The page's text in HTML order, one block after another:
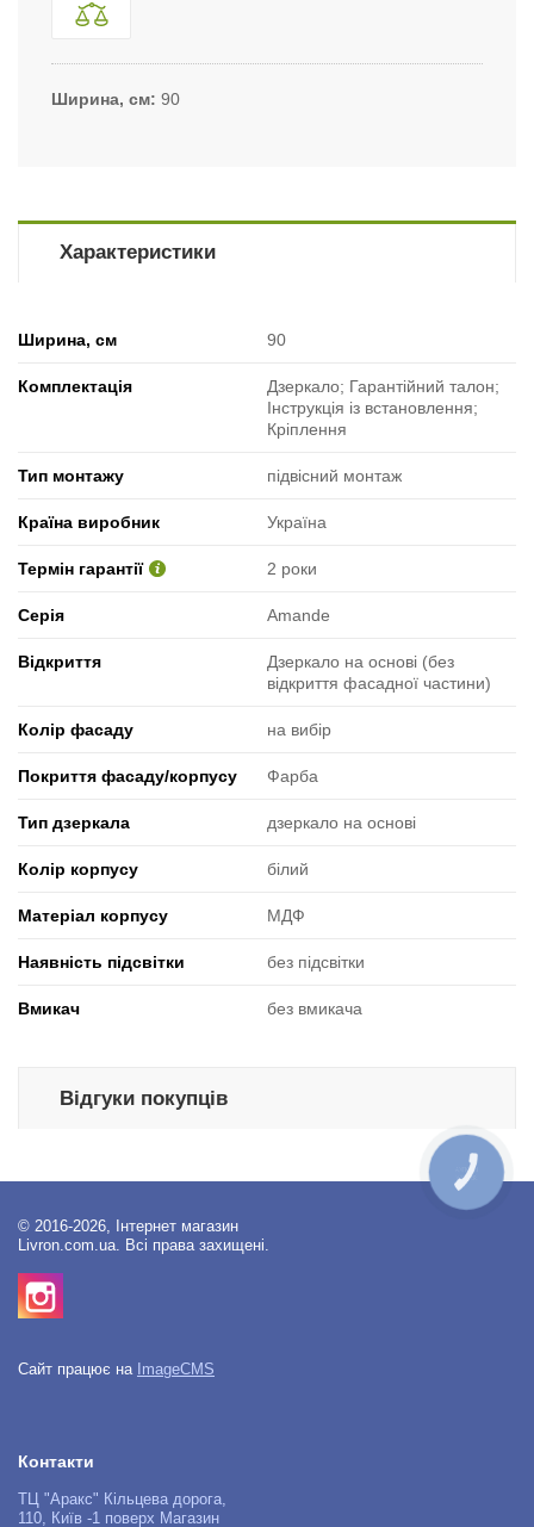
Ширина, см 90
Характеристики
Ширина, см 90
Комплектація
Дзеркало; Гарантійний талон;
Інструкція із встановлення;
Кріплення
Тип монтажу підвісний монтаж
Країна виробник Україна
Термін гарантії 2 роки
Серія Amande
Відкриття
Дзеркало на основі (без
відкриття фасадної частини)
Колір фасаду на вибір
Покриття фасаду/корпусу Фарба
Тип дзеркала дзеркало на основі
Колір корпусу білий
Матеріал корпусу МДФ
Наявність підсвітки без підсвітки
Вмикач без вмикача
Відгуки покупців
© 2016-2026, Інтернет магазин
Livron.com.ua. Всі права захищені.
Сайт працює на ImageCMS
Контакти
ТЦ "Аракс" Кільцева дорога,
110, Київ -1 поверх Магазин
КНОПКА
ЗВ'ЯЗКУ